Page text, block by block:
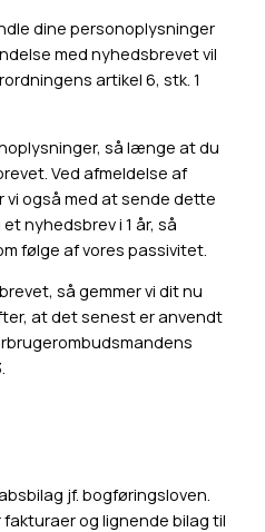
dine personoplysninger
med nyhedsbrevet vil
artikel 6, stk. 1
så længe at du
Ved afmeldelse af
også med at sende dette
nyhedsbrev i 1 år, så
følge af vores passivitet.
så gemmer vi dit nu
at det senest er anvendt
jf. bogføringsloven.
og lignende bilag til